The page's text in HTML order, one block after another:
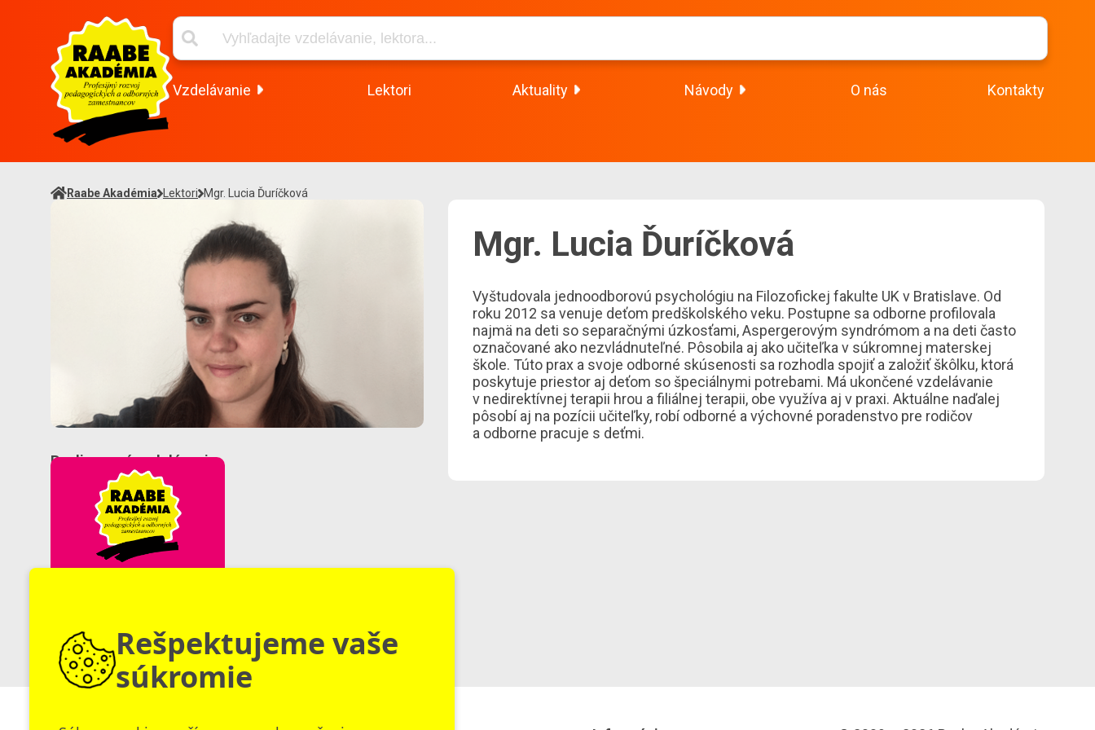
Vzdelávanie Lektori Aktuality Návody O nás Kontakty
Raabe Akadémia Lektori Mgr. Lucia Ďuríčková
Realizované vzdelávania:
Aktualizačné vzdelávanie 300 €
Mgr. Lucia Ďuríčková
Vyštudovala jednoodborovú psychológiu na Filozofickej fakulte UK v Bratislave. Od
roku 2012 sa venuje deťom predškolského veku. Postupne sa odborne profilovala
najmä na deti so separačnými úzkosťami, Aspergerovým syndrómom a na deti často
označované ako nezvládnuteľné. Pôsobila aj ako učiteľka v súkromnej materskej
škole. Túto prax a svoje odborné skúsenosti sa rozhodla spojiť a založiť škôlku, ktorá
poskytuje priestor aj deťom so špeciálnymi potrebami. Má ukončené vzdelávanie
v nedirektívnej terapii hrou a filiálnej terapii, obe využíva aj v praxi. Aktuálne naďalej
pôsobí aj na pozícii učiteľky, robí odborné a výchovné poradenstvo pre rodičov
a odborne pracuje s deťmi.
Rešpektujeme vaše
súkromie